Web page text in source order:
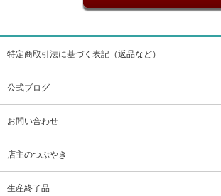
特定商取引法に基づく表記（返品など）
公式ブログ
お問い合わせ
店主のつぶやき
生産終了品